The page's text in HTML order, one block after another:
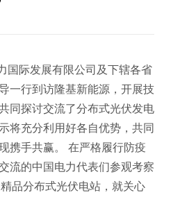
国际发展有限公司及下辖各省
一行到访隆基新能源，开展技
同探讨交流了分布式光伏发电
将充分利用好各自优势，共同
携手共赢。 在严格履行防疫
流的中国电力代表们参观考察
品分布式光伏电站，就关心